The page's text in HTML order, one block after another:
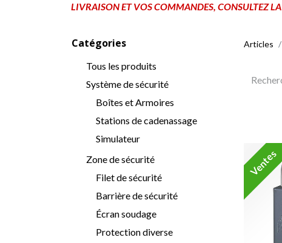
LIVRAISON ET VOS COMMANDES, CONSULTEZ
Catégories
Tous les produits
Système de sécurité
Boîtes et Armoires
Stations de cadenassage
Simulateur
Zone de sécurité
Filet de sécurité
Barrière de sécurité
Écran soudage
Protection diverse
Articles
Ventes